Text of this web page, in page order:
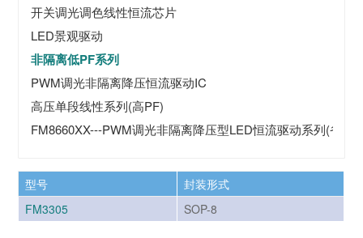
开关调光调色线性恒流芯片
LED景观驱动
非隔离低PF系列
PWM调光非隔离降压恒流驱动IC
高压单段线性系列(高PF)
FM8660XX---PWM调光非隔离降压型LED恒流驱动系列(省续
型号
封装形式
FM3305
SOP-8